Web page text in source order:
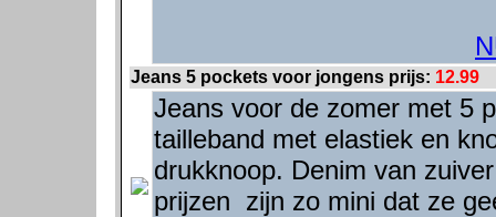
Jeans 5 pockets voor jongens prijs: 12.99
Jeans voor de zomer met 5
tailleband met elastiek en
drukknoop. Denim van
prijzen zijn zo mini dat ze